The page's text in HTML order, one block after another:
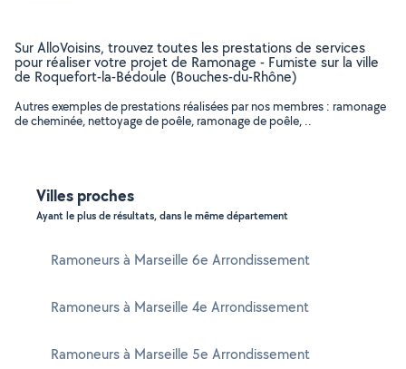
Sur AlloVoisins, trouvez toutes les prestations de services
pour réaliser votre projet de Ramonage - Fumiste sur la ville
de Roquefort-la-Bédoule (Bouches-du-Rhône)
Autres exemples de prestations réalisées par nos membres : ramonage
de cheminée, nettoyage de poêle, ramonage de poêle, ..
Villes proches
Ayant le plus de résultats, dans le même département
Ramoneurs à Marseille 6e Arrondissement
Ramoneurs à Marseille 4e Arrondissement
Ramoneurs à Marseille 5e Arrondissement